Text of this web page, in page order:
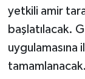
yetkili amir
başlatılacak.
uygulamasına
tamamlanacak.